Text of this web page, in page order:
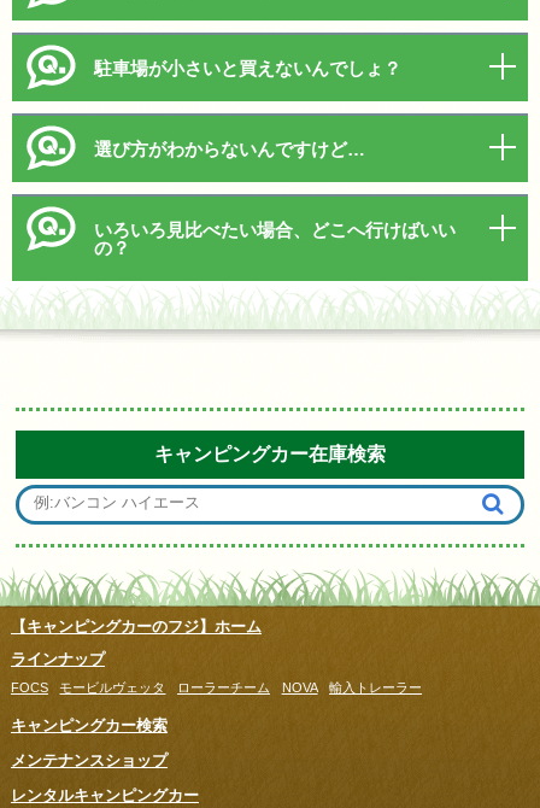
駐車場が小さいと買えないんでしょ？
選び方がわからないんですけど…
いろいろ見比べたい場合、どこへ行けばいい
の？
キャンピングカー在庫検索
【キャンピングカーのフジ】ホーム
ラインナップ
FOCS モービルヴェッタ ローラーチーム NOVA 輸入トレーラー
キャンピングカー検索
メンテナンスショップ
レンタルキャンピングカー